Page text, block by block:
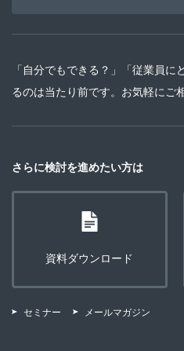
「自分でもできる？」「従業員
るのは当たり前です。お気軽にご
さらに検討を進めたい方は
資料ダウンロード
セミナー メールマガジン